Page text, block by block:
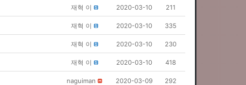
재혁 이 2020-03-10 211
재혁 이 2020-03-10 335
재혁 이 2020-03-10 230
재혁 이 2020-03-10 418
naguiman 2020-03-09 292